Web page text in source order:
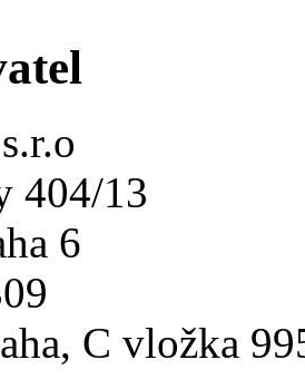
404/13
6
C vložka